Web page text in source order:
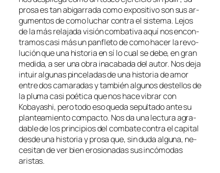
pro­sa es tan abi­ga­rra­da co­mo ex­po­si­ti­vo son sus ar­
gu­men­tos de co­mo lu­char con­tra el sis­te­ma. Lejos
de la más re­la­ja­da vi­sión com­ba­ti­va aquí nos en­con­
tra­mos ca­si más un pan­fle­to de co­mo ha­cer la re­vo­
lu­ción que una his­to­ria en sí lo cual se de­be, en gran
me­di­da, a ser una obra inaca­ba­da del au­tor. Nos de­ja
in­tuir al­gu­nas pin­ce­la­das de una his­to­ria de amor
en­tre dos ca­ma­ra­das y tam­bién al­gu­nos des­te­llos de
la plu­ma ca­si poé­ti­ca que nos ha­ce vi­brar con
Kobayashi, pe­ro to­do eso que­da se­pul­ta­do an­te su
plan­tea­mien­to com­pac­to. Nos da una lec­tu­ra agra­
da­ble de los prin­ci­pios del com­ba­te con­tra el ca­pi­tal
des­de una his­to­ria y pro­sa que, sin du­da al­gu­na, ne­
ce­si­tan de ver bien ero­sio­na­das sus in­có­mo­das
aristas.